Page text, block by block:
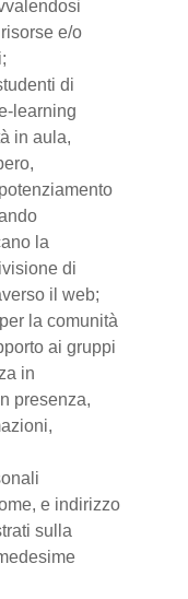
e/o
di
learning
in aula,
la
di
il web;
la comunità
ai gruppi
in
presenza,
e indirizzo
sulla